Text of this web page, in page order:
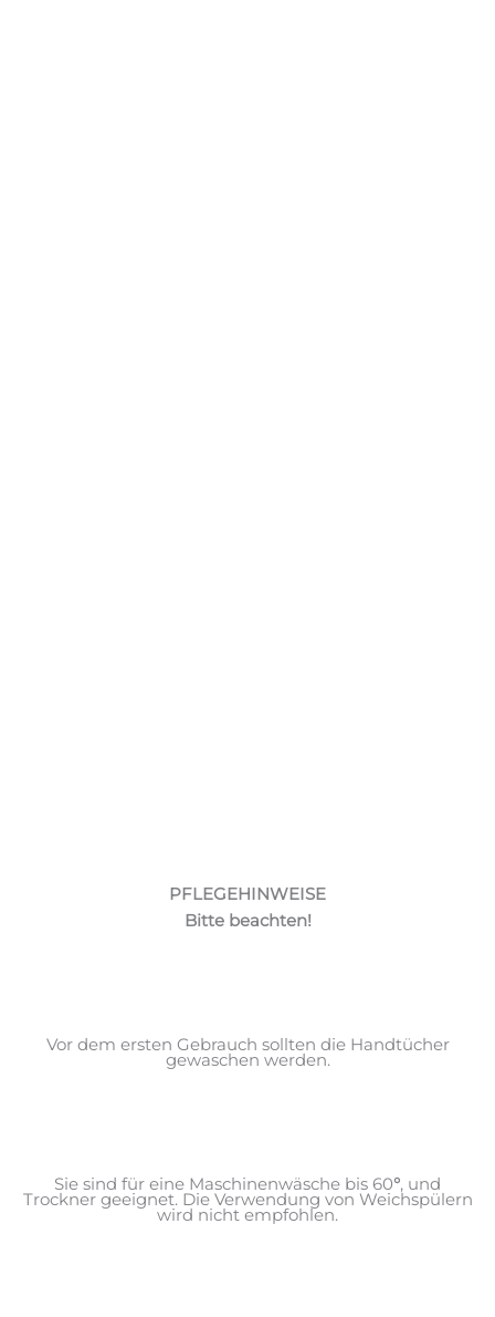
PFLEGEHINWEISE
Bitte beachten!
Vor dem ersten Gebrauch sollten die Handtücher
gewaschen werden.
Sie sind für eine Maschinenwäsche bis 60°, und
Trockner geeignet. Die Verwendung von Weichspülern
wird nicht empfohlen.